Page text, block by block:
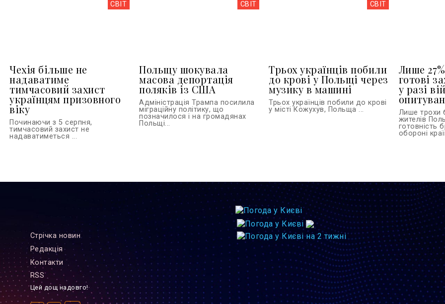
СВІТ
Чехія більше не
надаватиме
тимчасовий захист
українцям призовного
віку
Починаючи з 5 серпня,
тимчасовий захист не
надаватиметься ...
СВІТ
Польщу шокувала
масова депортація
поляків із США
Адміністрація Трампа посилила
міграційну політику, що
позначилося і на громадянах
Польщі...
СВІТ
Трьох українців побили
до крові у Польщі через
музику в машині
Трьох українців побили до крові
у місті Кожухув, Польща ...
Лише
готові
у разі
Лише трохи
жителів
готовність
обороні
Стрiчка новин
Редакцiя
Контакти
RSS
Цей дощ надовго!